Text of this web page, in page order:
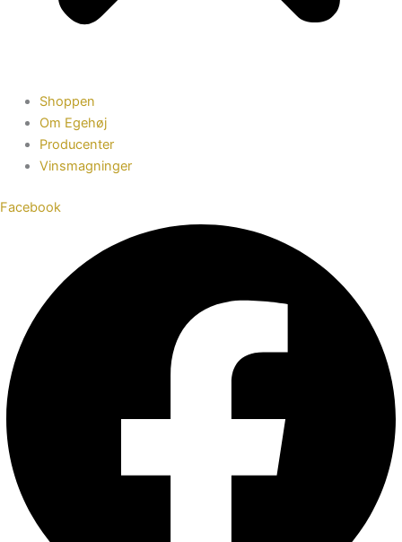
Shoppen
Om Egehøj
Producenter
Vinsmagninger
Facebook